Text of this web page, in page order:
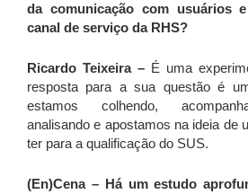
da comunicação com usuários
canal de serviço da RHS?
Ricardo Teixeira – É uma
resposta para a sua questão é
estamos colhendo,
analisando e apostamos na ideia de
ter para a qualificação do SUS.
(En)Cena – Há um estudo